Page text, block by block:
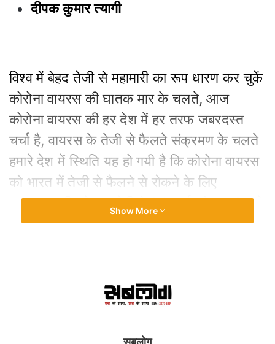
दीपक कुमार त्यागी
विश्व में बेहद तेजी से महामारी का रूप धारण कर चुकें
कोरोना वायरस की घातक मार के चलते, आज
कोरोना वायरस की हर देश में हर तरफ जबरदस्त
चर्चा है, वायरस के तेजी से फैलते संक्रमण के चलते
हमारे देश में स्थिति यह हो गयी है कि कोरोना वायरस
को भारत में तेजी से फैलने से रोकने के लिए
प्रधानमन्त्री नरेन्द्र मोदी ने 24 मार्च को रात 8 बजे
अपने राष्ट्र के नाम संबोधन में, 25 मार्च से 21 दिन
सभी देशवासियों को सुरक्षित रखने के उद्देश्य से लिए
गए इस निर्णय को हम सभी को समय रहते ही अपने व
Show More